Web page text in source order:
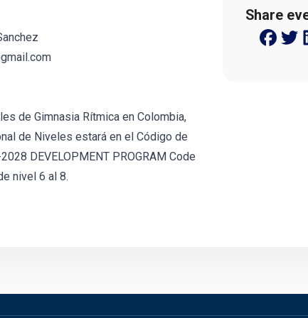
de Gimnasia Rítmica en Colombia,
de Niveles estará en el Código de
DEVELOPMENT PROGRAM Code
nivel 6 al 8.
Share